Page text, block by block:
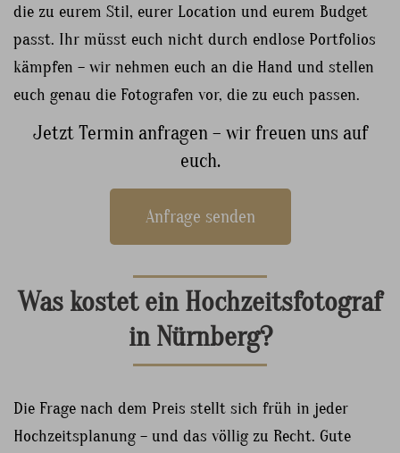
die zu eurem Stil, eurer Location und eurem Budget
passt. Ihr müsst euch nicht durch endlose Portfolios
kämpfen – wir nehmen euch an die Hand und stellen
euch genau die Fotografen vor, die zu euch passen.
Jetzt Termin anfragen – wir freuen uns auf
euch.
Anfrage senden
Was kostet ein Hochzeitsfotograf
in Nürnberg?
Die Frage nach dem Preis stellt sich früh in jeder
Hochzeitsplanung – und das völlig zu Recht. Gute